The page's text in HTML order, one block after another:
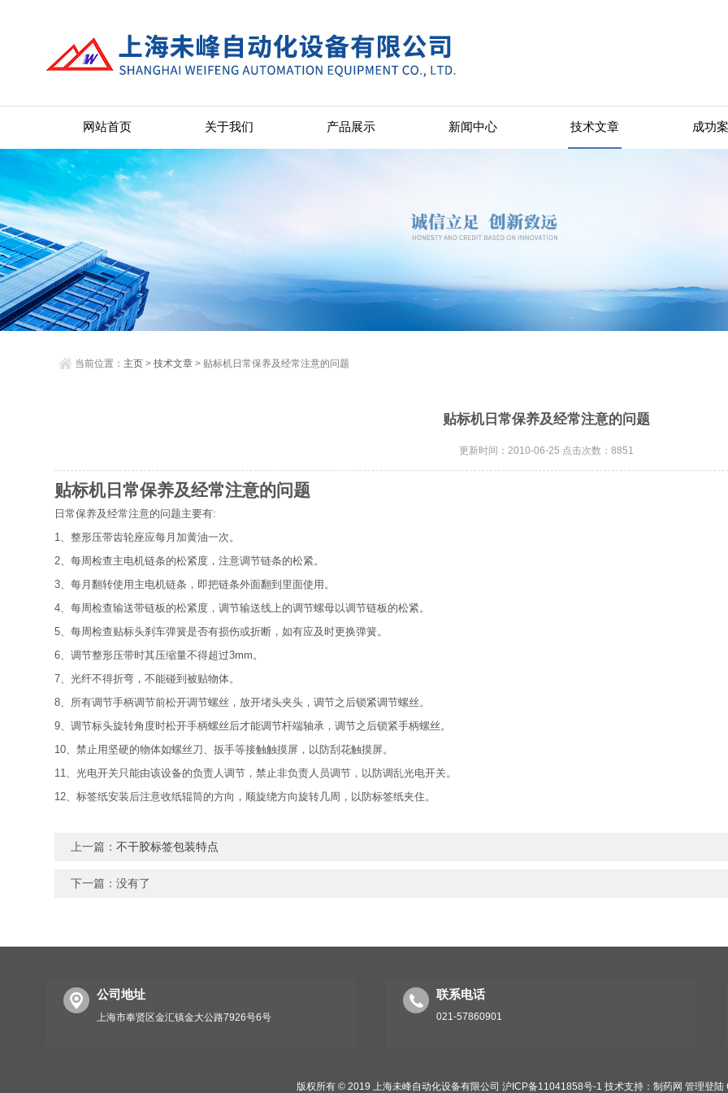
网站首页 关于我们 产品展示 新闻中心 技术文章 成功
当前位置： 主页 >技术文章 > 贴标机日常保养及经常注意的问题
贴标机日常保养及经常注意的问题
更新时间：2010-06-25 点击次数：8851
贴标机日常保养及经常注意的问题
日常保养及经常注意的问题主要有:
1、整形压带齿轮座应每月加黄油一次。
2、每周检查主电机链条的松紧度，注意调节链条的松紧。
3、每月翻转使用主电机链条，即把链条外面翻到里面使用。
4、每周检查输送带链板的松紧度，调节输送线上的调节螺母以调节链板的松紧。
5、每周检查贴标头刹车弹簧是否有损伤或折断，如有应及时更换弹簧。
6、调节整形压带时其压缩量不得超过3mm。
7、光纤不得折弯，不能碰到被贴物体。
8、所有调节手柄调节前松开调节螺丝，放开堵头夹头，调节之后锁紧调节螺丝。
9、调节标头旋转角度时松开手柄螺丝后才能调节杆端轴承，调节之后锁紧手柄螺丝。
10、禁止用坚硬的物体如螺丝刀、扳手等接触触摸屏，以防刮花触摸屏。
11、光电开关只能由该设备的负责人调节，禁止非负责人员调节，以防调乱光电开关。
12、标签纸安装后注意收纸辊筒的方向，顺旋绕方向旋转几周，以防标签纸夹住。
上一篇：不干胶标签包装特点
下一篇：没有了
公司地址
上海市奉贤区金汇镇金大公路7926号6号
联系电话
021-57860901
版权所有 © 2019 上海未峰自动化设备有限公司 沪ICP备11041858号-1 技术支持： 制药网 管理登陆